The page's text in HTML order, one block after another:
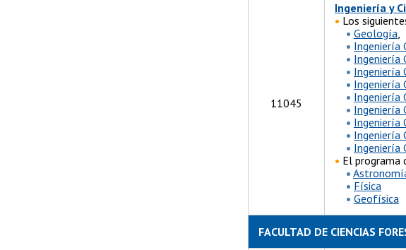
11045
Ingeniería y
• Los
• Geología
• Ingeniería
• Ingeniería
• Ingeniería
• Ingeniería
• Ingeniería
• Ingeniería
• Ingeniería
• Ingeniería
• Ingeniería
• El programa
•
• Física
• Geofísica
FACULTAD DE CIENCIAS